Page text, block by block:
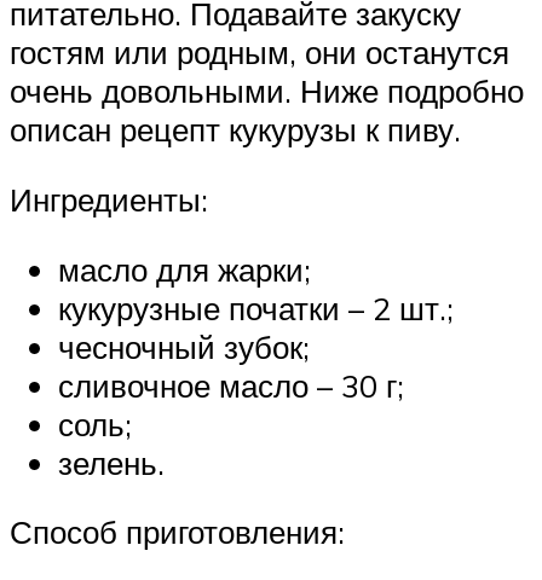
питательно. Подавайте закуску
гостям или родным, они останутся
очень довольными. Ниже подробно
описан рецепт кукурузы к пиву.
Ингредиенты:
масло для жарки;
кукурузные початки – 2 шт.;
чесночный зубок;
сливочное масло – 30 г;
соль;
зелень.
Способ приготовления: